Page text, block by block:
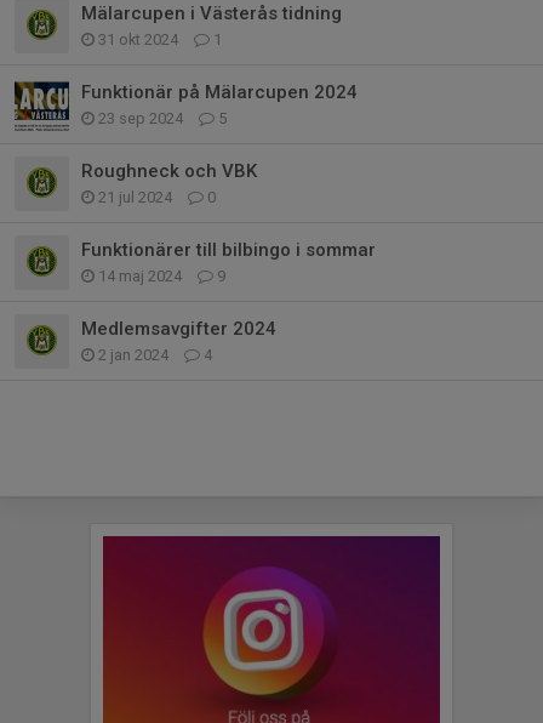
Mälarcupen i Västerås tidning
31 okt 2024 1
Funktionär på Mälarcupen 2024
23 sep 2024 5
Roughneck och VBK
21 jul 2024 0
Funktionärer till bilbingo i sommar
14 maj 2024 9
Medlemsavgifter 2024
2 jan 2024 4